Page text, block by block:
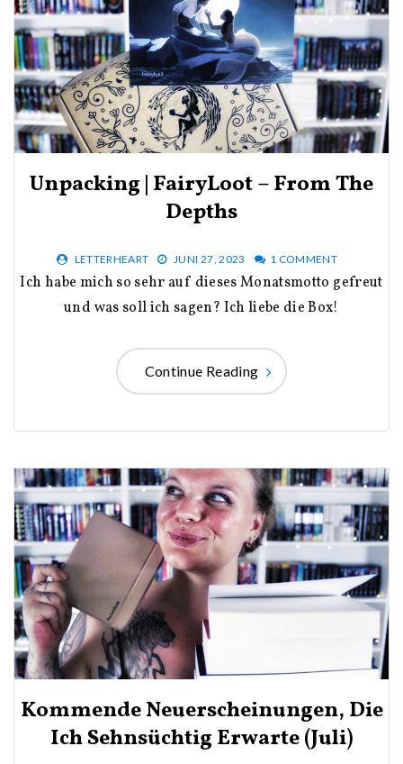
Unpacking | FairyLoot – From The
Depths
LETTERHEART JUNI 27, 2023 1 COMMENT
Ich habe mich so sehr auf dieses Monatsmotto gefreut
und was soll ich sagen? Ich liebe die Box!
Continue Reading
Kommende Neuerscheinungen, Die
Ich Sehnsüchtig Erwarte (Juli)